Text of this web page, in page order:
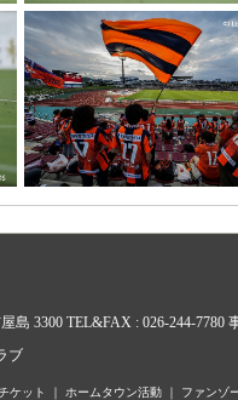
島 3300 TEL&FAX : 026-244-
ブ
ケット ｜ ホームタウン活動 ｜ ファンゾ